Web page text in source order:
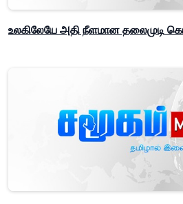
உலகிலேயே அதி நீளமான